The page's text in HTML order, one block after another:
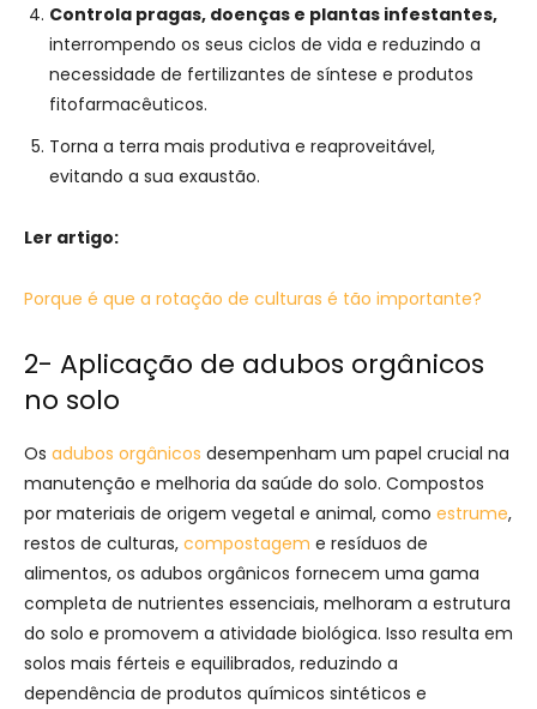
Controla pragas, doenças e plantas infestantes,
interrompendo os seus ciclos de vida e reduzindo a
necessidade de fertilizantes de síntese e produtos
fitofarmacêuticos.
Torna a terra mais produtiva e reaproveitável,
evitando a sua exaustão.
Ler artigo:
Porque é que a rotação de culturas é tão importante?
2- Aplicação de adubos orgânicos
no solo
Os adubos orgânicos desempenham um papel crucial na
manutenção e melhoria da saúde do solo. Compostos
por materiais de origem vegetal e animal, como estrume,
restos de culturas, compostagem e resíduos de
alimentos, os adubos orgânicos fornecem uma gama
completa de nutrientes essenciais, melhoram a estrutura
do solo e promovem a atividade biológica. Isso resulta em
solos mais férteis e equilibrados, reduzindo a
dependência de produtos químicos sintéticos e